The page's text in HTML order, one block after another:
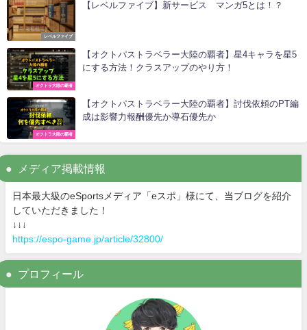
レベルファイブ
【レベルファイブ】新サービス マンガ5とは！？
オクトラ大陸の覇者
【オクトパストラベラー大陸の覇者】星4キャラを星5
にする方法！クラスアップのやり方！
オクトラ大陸の覇者
【オクトパストラベラー大陸の覇者】討伐依頼のPT編
成は影響力報酬優先か導石優先か
メディア掲載情報
日本最大級のeSportsメディア「eスポ」様にて、当ブログを紹介
していただきました！
↓↓↓
https://espo-game.jp/article/32800/
プロフィール